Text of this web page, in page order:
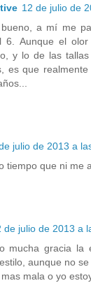
12 de julio de
a mí me
6. Aunque el
y lo de las
es que
julio de 2013 a
tiempo que ni me
de julio de 2013 a
mucha gracia la
aunque no
mala o yo